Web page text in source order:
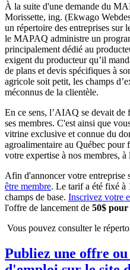
À la suite d'une demande du
Morissette, ing. (Ekwago
un répertoire des entreprises
le MAPAQ administre un
principalement dédié au
exigent du producteur qu’il
de plans et devis spécifiques à
agricole soit petit, les champs
méconnus de la clientèle.
En ce sens, l’AIAQ se devait de
ses membres. C'est ainsi que
vitrine exclusive et connue du
agroalimentaire au Québec pour
votre expertise à nos membres,
Afin d'annoncer votre
être membre. Le tarif a été fixé à
champs de base. Inscrivez votre
l'offre de lancement de 50$ pour
Vous pouvez consulter le
Publiez une offre